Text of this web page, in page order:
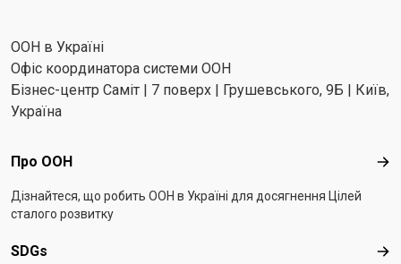
ООН в Україні
Офіс координатора системи ООН
Бізнес-центр Саміт | 7 поверх | Грушевського, 9Б | Київ,
Україна
Footer menu
Про ООН
Дізнайтеся, що робить ООН в Україні для досягнення Цілей
сталого розвитку
SDGs